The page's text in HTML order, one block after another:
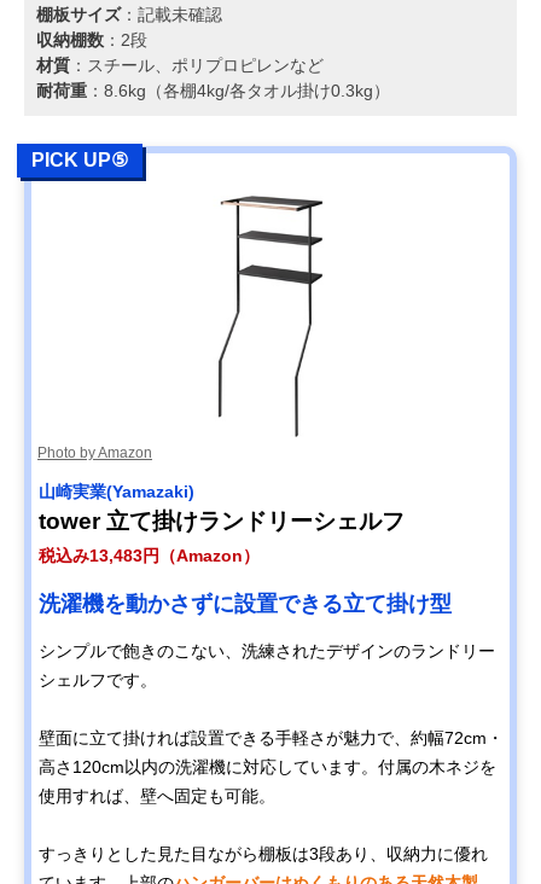
棚板サイズ：記載未確認
収納棚数 ：2段
材質 ：スチール、ポリプロピレンなど
耐荷重 ：8.6kg（各棚4kg/各タオル掛け0.3kg）
PICK UP⑤
Photo by Amazon
山崎実業(Yamazaki)
tower 立て掛けランドリーシェルフ
税込み13,483円（Amazon）
洗濯機を動かさずに設置できる立て掛け型
シンプルで飽きのこない、洗練されたデザインのランドリー
シェルフです。
壁面に立て掛ければ設置できる手軽さが魅力で、約幅72cm・
高さ120cm以内の洗濯機に対応しています。付属の木ネジを
使用すれば、壁へ固定も可能。
すっきりとした見た目ながら棚板は3段あり、収納力に優れ